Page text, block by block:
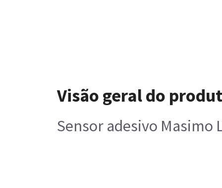
Visão geral do
Sensor adesivo Masimo